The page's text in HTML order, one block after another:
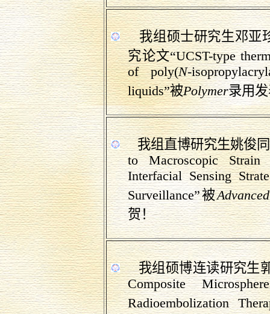
我组硕士研究生邓亚
究论文“UCST-type
of poly(N-
liquids”被Polymer录用
我组直博研究生姚俊
to Macroscopic Strain
Interfacial Sensing
Surveillance”被
贺！
我组硕博连读研究生
Composite
Radioembolization